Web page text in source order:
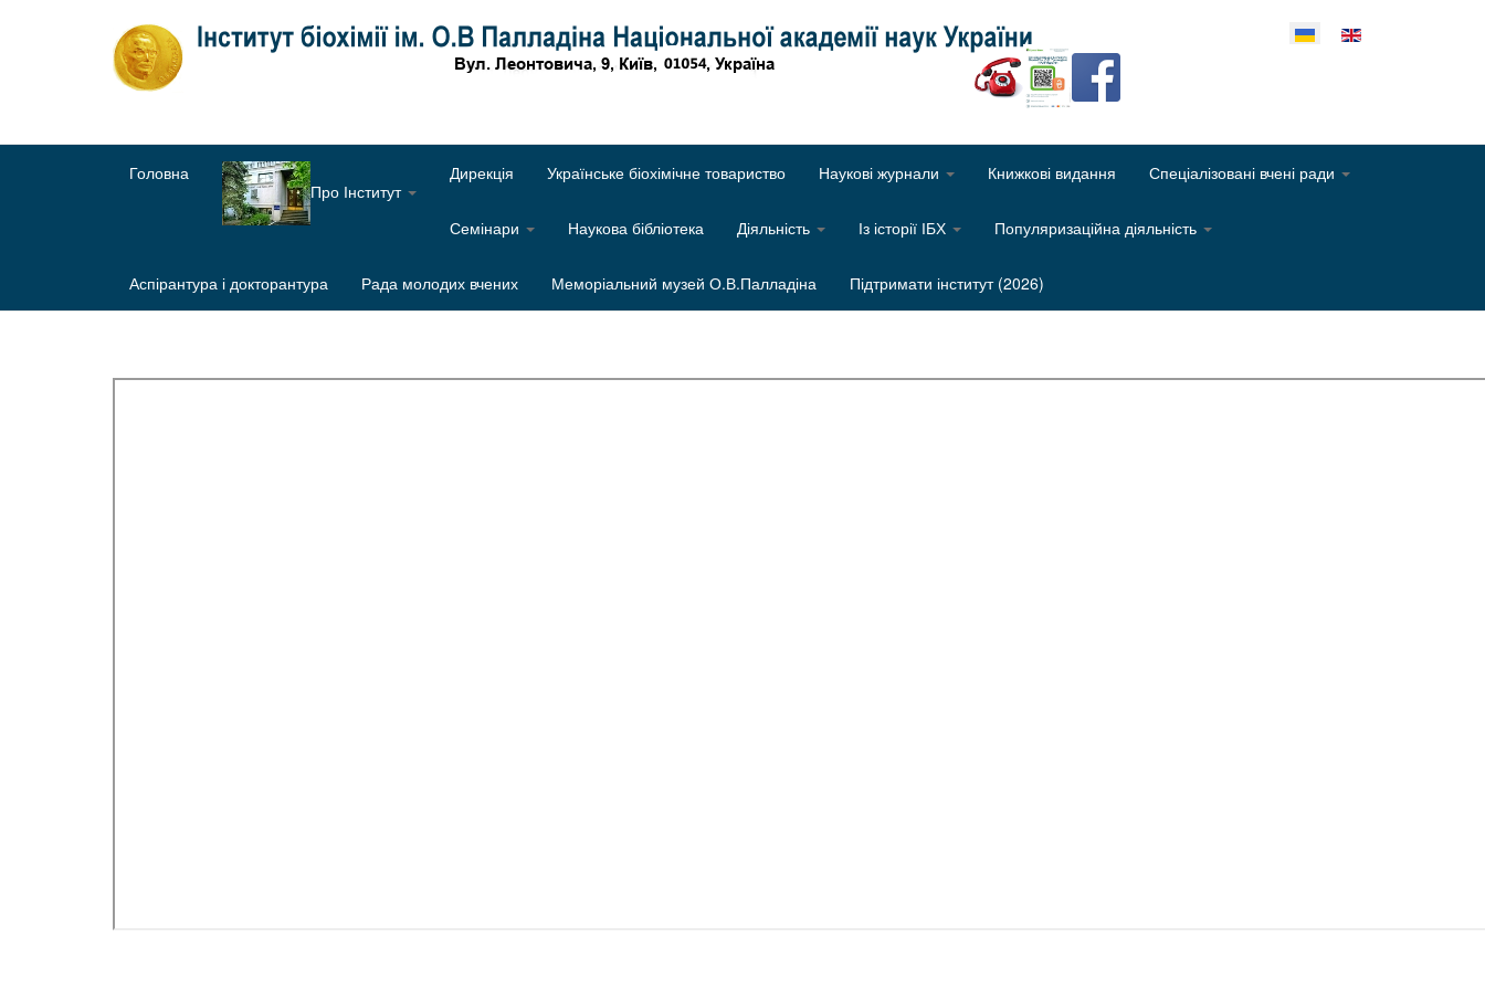
Оберіть свою мову
Головна
Про Інститут
Дирекція Українське біохімічне товариство Наукові журнали Книжкові видання Спеціалізовані вчені ради
Семінари Наукова бібліотека Діяльність Із історії ІБХ Популяризаційна діяльність
Аспірантура і докторантура Рада молодих вчених Меморіальний музей О.В.Палладіна Підтримати інститут (2026)